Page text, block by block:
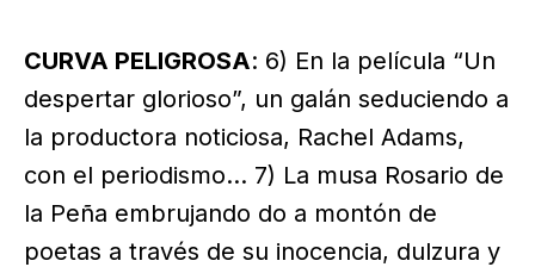
CURVA PELIGROSA: 6) En la película “Un
despertar glorioso”, un galán seduciendo a
la productora noticiosa, Rachel Adams,
con el periodismo… 7) La musa Rosario de
la Peña embrujando do a montón de
poetas a través de su inocencia, dulzura y